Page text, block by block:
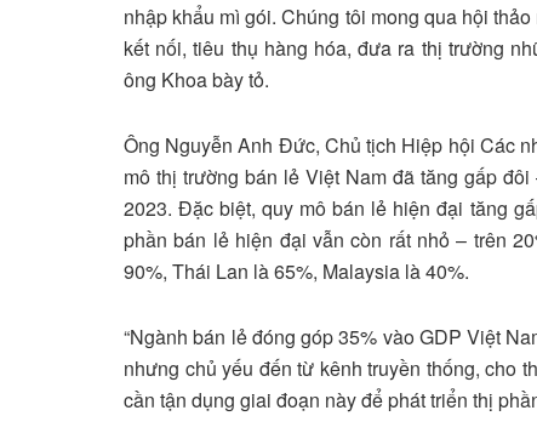
nhập khẩu mì gói. Chúng tôi mong qua hội
kết nối, tiêu thụ hàng hóa, đưa ra thị trường
ông Khoa bày tỏ.
Ông Nguyễn Anh Đức, Chủ tịch Hiệp hội Các
mô thị trường bán lẻ Việt Nam đã tăng gấp
2023. Đặc biệt, quy mô bán lẻ hiện đại tăng
phần bán lẻ hiện đại vẫn còn rất nhỏ – trên
90%, Thái Lan là 65%, Malaysia là 40%.
“Ngành bán lẻ đóng góp 35% vào GDP Việt
nhưng chủ yếu đến từ kênh truyền thống, cho
cần tận dụng giai đoạn này để phát triển thị